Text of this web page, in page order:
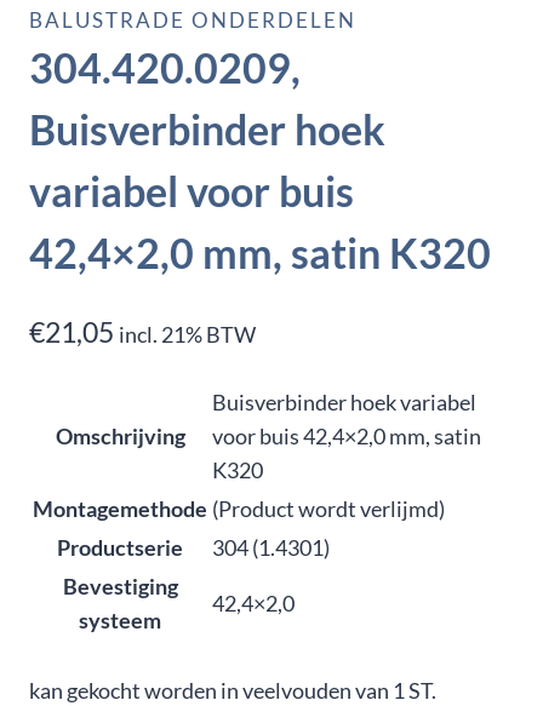
BALUSTRADE ONDERDELEN
304.420.0209,
Buisverbinder hoek
variabel voor buis
42,4×2,0 mm, satin K320
€21,05 incl. 21% BTW
Omschrijving
Buisverbinder hoek variabel
voor buis 42,4×2,0 mm, satin
K320
Montagemethode (Product wordt verlijmd)
Productserie
304 (1.4301)
Bevestiging
systeem
42,4×2,0
kan gekocht worden in veelvouden van 1 ST.